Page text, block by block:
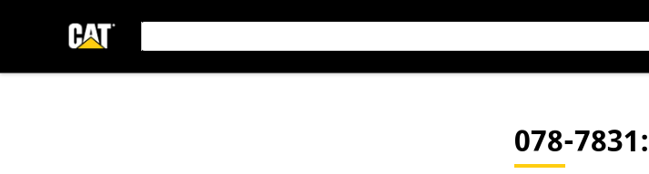
078-7831